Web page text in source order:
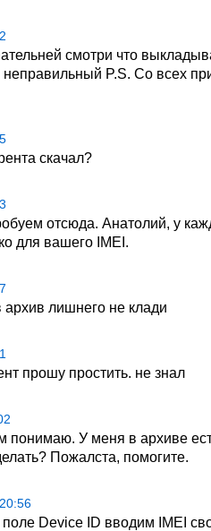
смотри что
неправильный P.S. Со всех
скачал?
отсюда. Анатолий, у
для вашего IMEI.
архив лишнего не клади
прошу простить. не знал
понимаю. У меня в архиве
Пожалста, помогите.
Device ID вводим IMEI